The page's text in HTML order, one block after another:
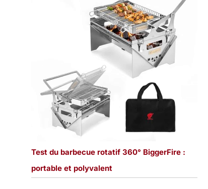
Test du barbecue rotatif 360° BiggerFire :
portable et polyvalent